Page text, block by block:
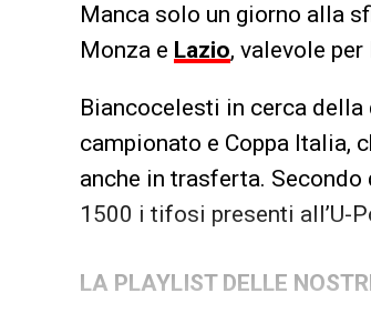
Manca solo un giorno alla
Monza e Lazio, valevole
Biancocelesti in cerca
campionato e Coppa Italia,
anche in trasferta. Secondo
1500 i tifosi presenti all’U-
LA PLAYLIST DELLE